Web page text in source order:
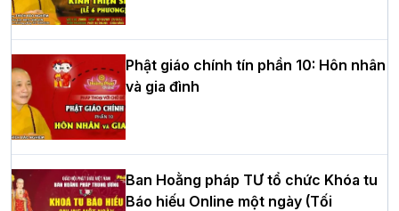
Trưởng BTS GHPGVN tỉnh Nghệ An
Hòa thượng Thích Quảng Tùng tái đắc
cử Trưởng BTS GHPGVN thành phố Hải
Phòng nhiệm kỳ 2026 – 2031
Phật giáo chính tín phần 10: Hôn nhân
và gia đình
Ban Hoằng pháp TƯ tổ chức Khóa tu
Báo hiếu Online một ngày (Tối